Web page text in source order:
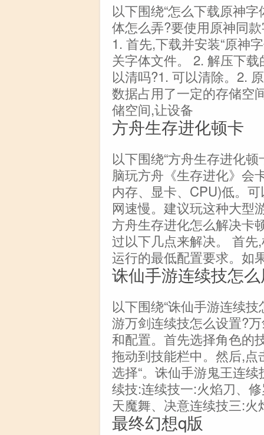
以下围绕“怎么下载原神
体怎么弄?要使用原神同
1. 首先,下载并安装“原神
关字体文件。 2. 解压下
以清吗?1. 可以清除。2.
数据占用了一定的存储空
储空间,让设备
方舟生存进化顿卡
以下围绕“方舟生存进化
脑玩方舟《生存进化》会
内存、显卡、CPU)低。
网速慢。建议玩这种大型
方舟生存进化怎么解决卡
过以下几点来解决。 首
运行的最低配置要求。如
诛仙手游连续技怎
以下围绕“诛仙手游连续
游万剑连续技怎么设置?
和配置。首先选择角色的
拖动到技能栏中。然后,
选择“。诛仙手游鬼王连
续技:连续技一:火焰刀、
天魔舞、决意连续技三:火
最终幻想q版